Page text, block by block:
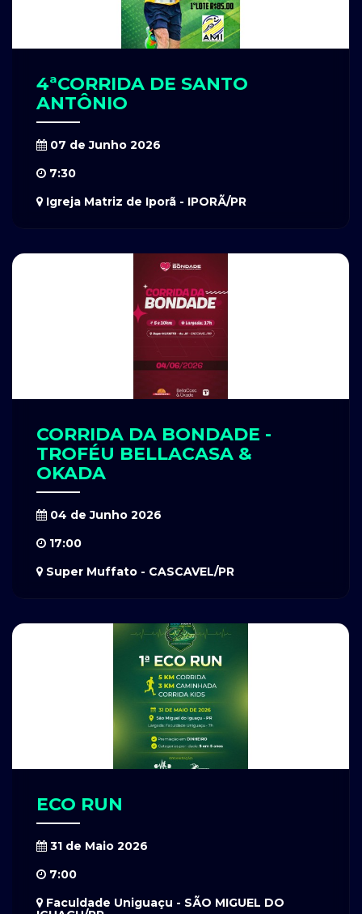
4ªCORRIDA DE SANTO
ANTÔNIO
07 de Junho 2026
7:30
Igreja Matriz de Iporã - IPORÃ/PR
CORRIDA DA BONDADE -
TROFÉU BELLACASA &
OKADA
04 de Junho 2026
17:00
Super Muffato - CASCAVEL/PR
ECO RUN
31 de Maio 2026
7:00
Faculdade Uniguaçu - SÃO MIGUEL DO